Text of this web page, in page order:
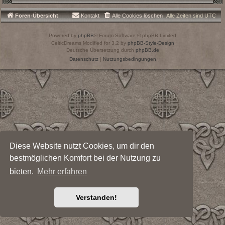
Diese Website nutzt Cookies, um dir den
bestmöglichen Komfort bei der Nutzung zu
bieten. Mehr erfahren
Verstanden!
Foren-Übersicht Alle Zeiten sindUTC
Alle Cookies löschen
Kontakt
Powered by phpBB® Forum Software © phpBB Limited
CelticDreams Modified for 3.2 by phpBB-Style-Design
Deutsche Übersetzung durch phpBB.de
Datenschutz| Nutzungsbedingungen